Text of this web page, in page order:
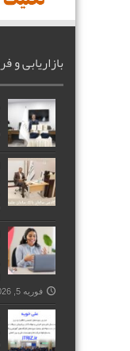
بازاریابی و
فوریه 5, 2026